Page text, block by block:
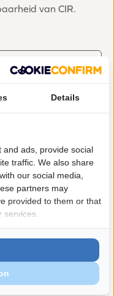
van CIR.
ergens
Details
and ads, provide social
traffic. We also share
our social media,
partners may
provided to them or that